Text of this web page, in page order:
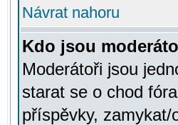
Návrat nahoru
Kdo jsou
Moderátoři jsou
starat se o chod
příspěvky,